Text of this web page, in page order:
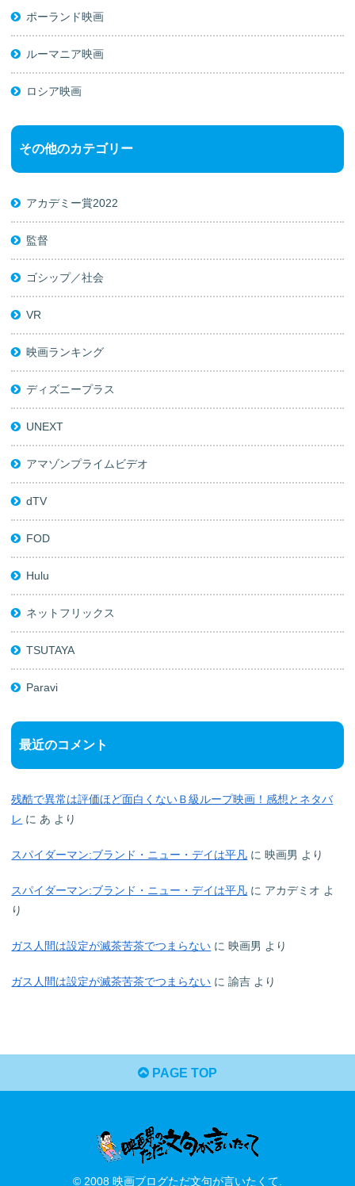
ポーランド映画
ルーマニア映画
ロシア映画
その他のカテゴリー
アカデミー賞2022
監督
ゴシップ／社会
VR
映画ランキング
ディズニープラス
UNEXT
アマゾンプライムビデオ
dTV
FOD
Hulu
ネットフリックス
TSUTAYA
Paravi
最近のコメント
残酷で異常は評価ほど面白くないＢ級ループ映画！感想とネタバ
レ にあ より
スパイダーマン:ブランド・ニュー・デイは平凡 に映画男 より
スパイダーマン:ブランド・ニュー・デイは平凡 に アカデミオ よ
り
ガス人間は設定が滅茶苦茶でつまらない に映画男 より
ガス人間は設定が滅茶苦茶でつまらない に諭吉 より
PAGE TOP
© 2008 映画ブログただ文句が言いたくて.